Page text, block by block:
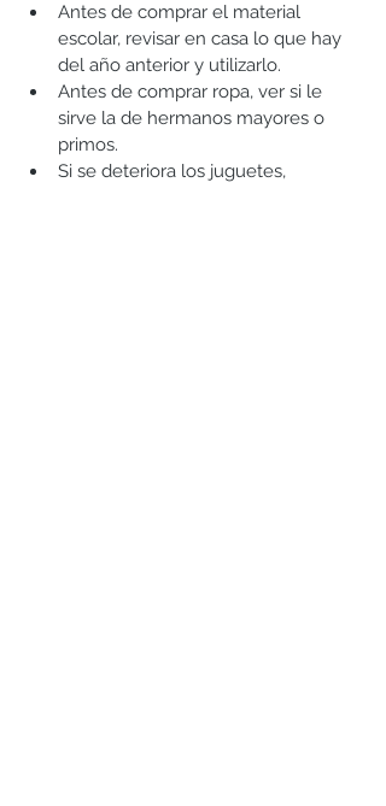
Antes de comprar el material
escolar, revisar en casa lo que hay
del año anterior y utilizarlo.
Antes de comprar ropa, ver si le
sirve la de hermanos mayores o
primos.
Si se deteriora los juguetes,